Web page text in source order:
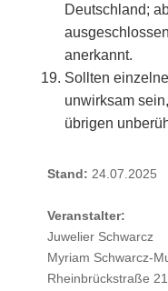
Deutschland;
anerkannt.
Sollten
unwirksam
übrigen
Stand: 24.07.2025
Veranstalter:
Juwelier Schwarcz
Myriam Schwarcz-
Rheinbrückstraße 21